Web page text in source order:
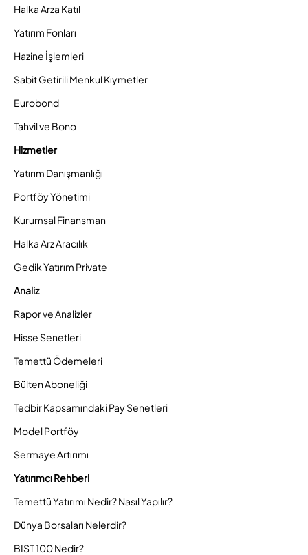
Halka Arza Katıl
Yatırım Fonları
Hazine İşlemleri
Sabit Getirili Menkul Kıymetler
Eurobond
Tahvil ve Bono
Hizmetler
Yatırım Danışmanlığı
Portföy Yönetimi
Kurumsal Finansman
Halka Arz Aracılık
Gedik Yatırım Private
Analiz
Rapor ve Analizler
Hisse Senetleri
Temettü Ödemeleri
Bülten Aboneliği
Tedbir Kapsamındaki Pay Senetleri
Model Portföy
Sermaye Artırımı
Yatırımcı Rehberi
Temettü Yatırımı Nedir? Nasıl Yapılır?
Dünya Borsaları Nelerdir?
BIST 100 Nedir?